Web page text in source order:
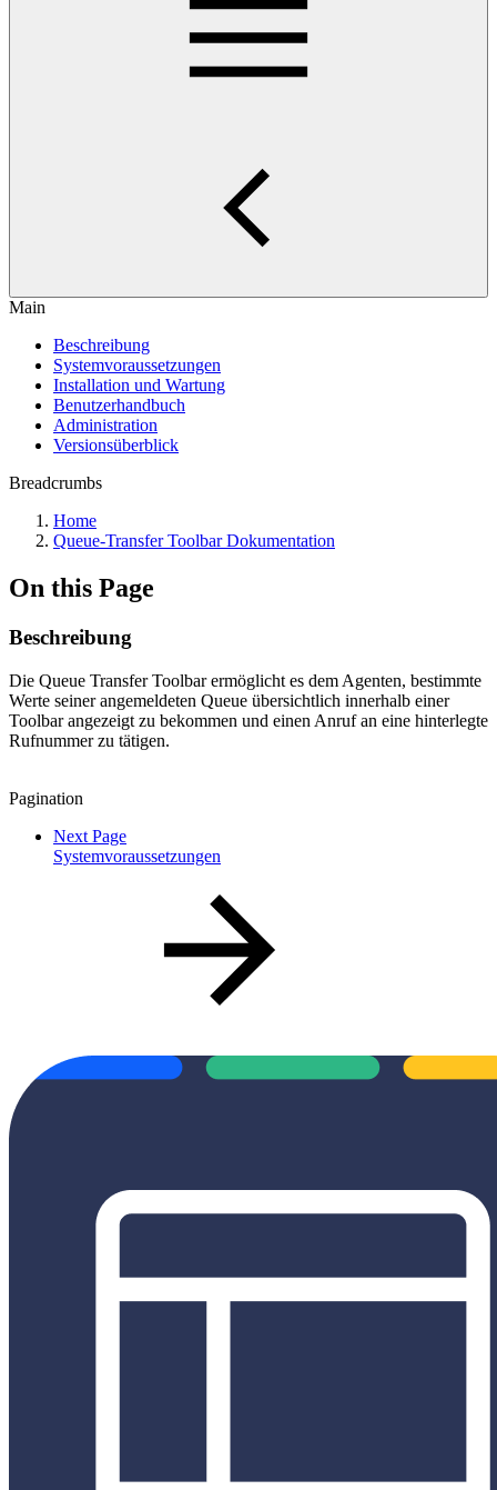
Main
Beschreibung
Systemvoraussetzungen
Installation und Wartung
Benutzerhandbuch
Administration
Versionsüberblick
Breadcrumbs
Home
Queue-Transfer Toolbar Dokumentation
On this Page
Beschreibung
Die Queue Transfer Toolbar ermöglicht es dem Agenten, bestimmte
Werte seiner angemeldeten Queue übersichtlich innerhalb einer
Toolbar angezeigt zu bekommen und einen Anruf an eine hinterlegte
Rufnummer zu tätigen.
Pagination
Next Page
Systemvoraussetzungen